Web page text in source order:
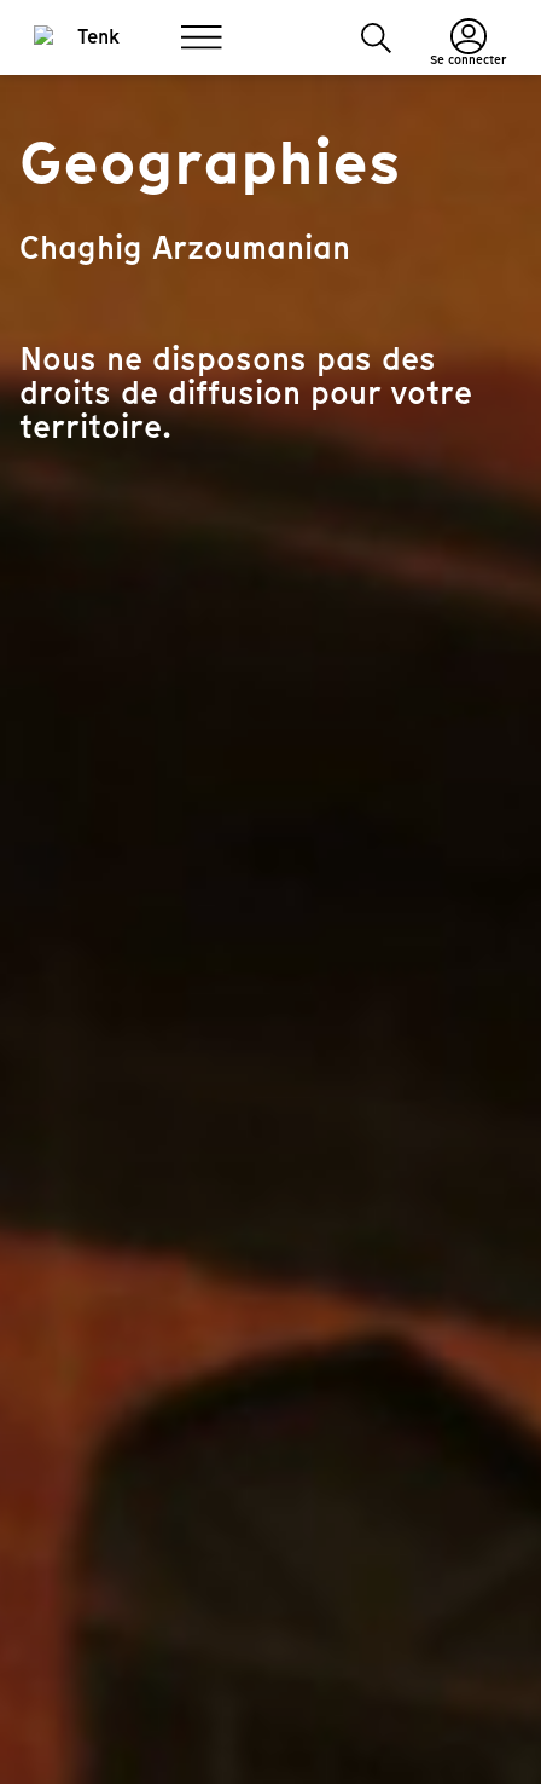
Se connecter
Geographies
Chaghig Arzoumanian
Nous ne disposons pas des
droits de diffusion pour votre
territoire.